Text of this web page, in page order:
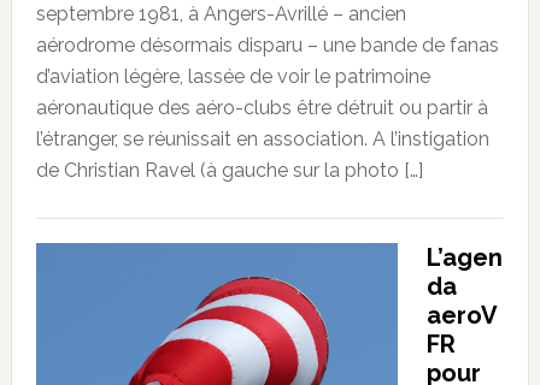
septembre 1981, à Angers-Avrillé – ancien
aérodrome désormais disparu – une bande de fanas
d’aviation légère, lassée de voir le patrimoine
aéronautique des aéro-clubs être détruit ou partir à
l’étranger, se réunissait en association. A l’instigation
de Christian Ravel (à gauche sur la photo […]
L’agen
da
aeroV
FR
pour